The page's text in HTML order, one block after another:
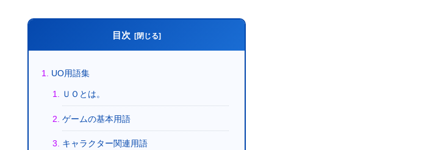
目次
UO用語集
ＵＯとは。
ゲームの基本用語
キャラクター関連用語